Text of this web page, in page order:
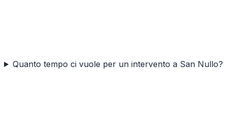
Quanto tempo ci vuole per un intervento a San Nullo?